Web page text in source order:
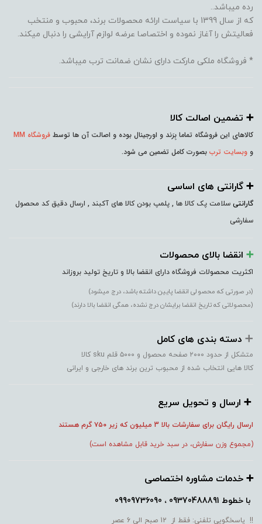
رده میباشد..
که از سال 1399 با سیاست ارائه محصولات برند، محبوب و منتخب
فعالیتش را آغاز نموده و اختصاصا عرضه لوازم آرایشی را دنبال میکند.
* فروشگاه ملکی مارکت دارای نشان ضمانت ترب میباشد.
➕️ تضمین اصالت کالا
کالاهای این فروشگاه تماما بِرَند و اورجینال بوده و اصالت آن ها توسط فروشگاه MM
و وبسایت ترب بصورت کامل تضمین می شود.
➕️ گارانتی های اساسی
گارانتی سلامت پک کالا ها , پلمپ بودن کالا های آکبند , ارسال دقیق کد محصول
سفارشی
➕️ انقضا بالای محصولات
اکثریت محصولات فروشگاه دارای انقضا بالا و تاریخ تولید بروزاند
(در صورتی که محصولی انقضا پایین داشته باشد، درج میشود)
(محصولاتی که تاریخ انقضا برایشان درج نشده، همگی انقضا بالا دارند)
➕️ دسته بندی های کامل
متشکل از حدود ۲۰۰۰ صفحه محصول و ۵۰۰۰ قلم sku کالا
کالا هایی انتخاب شده از محبوب ترین برند های خارجی و ایرانی
➕️ ارسال و تحویل سریع
ارسال رایگان برای سفارشات بالا 3 میلیون که زیر ۷۵۰ گرم هستند
(مجموع وزن سفارش، در سبد خرید قابل مشاهده است)
➕️ خدمات مشاوره اختصاصی
با خطوط 09370488891 ، 09909736090
!! پاسخگویی تلفنی: فقط از 12 صبح الی 6 عصر